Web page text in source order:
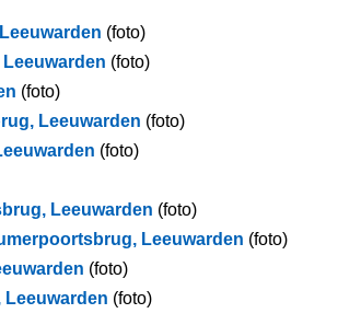
(foto)
(foto)
(foto)
Leeuwarden (foto)
(foto)
Leeuwarden (foto)
Leeuwarden (foto)
(foto)
(foto)